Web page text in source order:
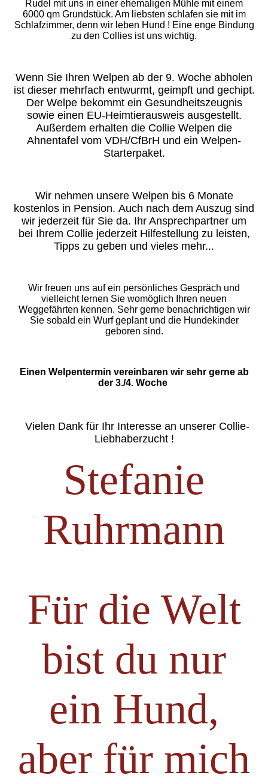
Rudel mit uns in einer ehemaligen Mühle mit einem
6000 qm Grundstück. Am liebsten schlafen sie mit im
Schlafzimmer, denn wir leben Hund ! Eine enge Bindung
zu den Collies ist uns wichtig.
Wenn Sie Ihren Welpen ab der 9. Woche abholen
ist dieser mehrfach entwurmt, geimpft und gechipt.
Der Welpe bekommt ein Gesundheitszeugnis
sowie einen EU-Heimtierausweis ausgestellt.
Außerdem erhalten die Collie Welpen die
Ahnentafel vom VDH/CfBrH und ein Welpen-
Starterpaket.
Wir nehmen unsere Welpen bis 6 Monate
kostenlos in Pension. Auch nach dem Auszug sind
wir jederzeit für Sie da. Ihr Ansprechpartner um
bei Ihrem Collie jederzeit Hilfestellung zu leisten,
Tipps zu geben und vieles mehr...
Wir freuen uns auf ein persönliches Gespräch und
vielleicht lernen Sie womöglich Ihren neuen
Weggefährten kennen. Sehr gerne benachrichtigen wir
Sie sobald ein Wurf geplant und die Hundekinder
geboren sind.
Einen Welpentermin vereinbaren wir sehr gerne ab
der 3./4. Woche
Vielen Dank für Ihr Interesse an unserer Collie-
Liebhaberzucht !
Stefanie
Ruhrmann
Für die Welt
bist du nur
ein Hund,
aber für mich